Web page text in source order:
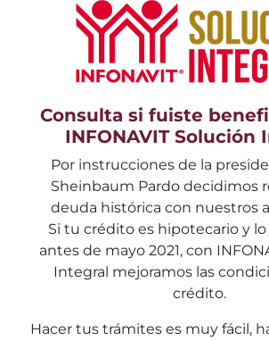
Consulta si fuiste
INFONAVIT Solución
Por instrucciones de la
Sheinbaum Pardo decidimos
deuda histórica con nuestros
Si tu crédito es hipotecario y
antes de mayo 2021, con
Integral mejoramos las
crédito.
Hacer tus trámites es muy fácil,